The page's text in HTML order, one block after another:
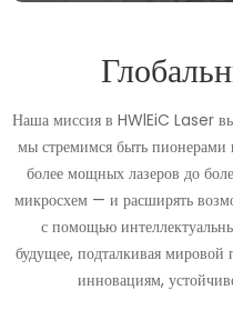
Наша миссия в HWlEiC Laser
мы стремимся быть пионерами
более мощных лазеров до
микросхем — и расширять
с помощью
будущее, подталкивая
инновациям,